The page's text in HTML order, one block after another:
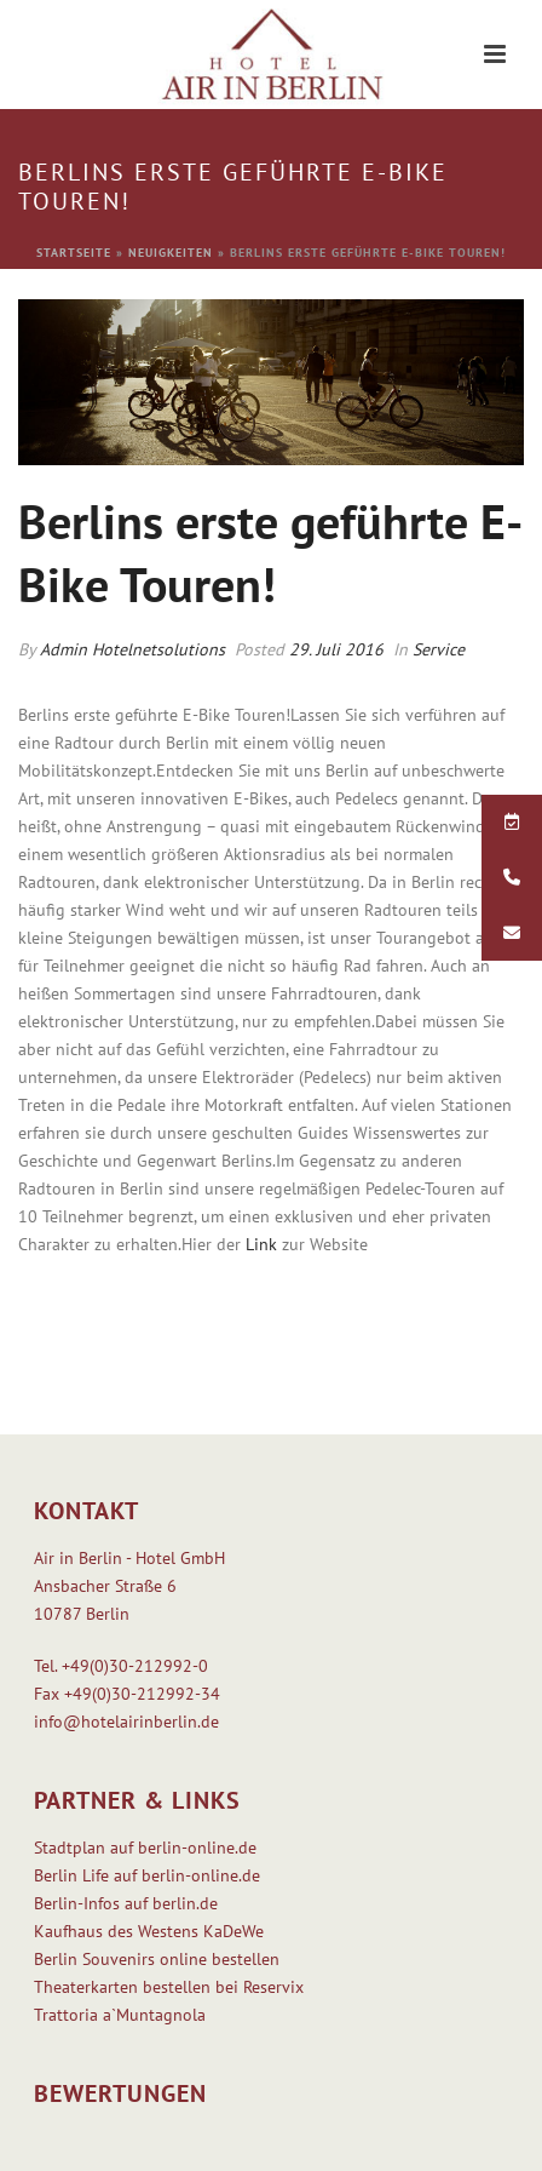
BERLINS ERSTE GEFÜHRTE E-BIKE
TOUREN!
STARTSEITE » NEUIGKEITEN » BERLINS ERSTE GEFÜHRTE E-BIKE TOUREN!
Berlins erste geführte E-
Bike Touren!
ByAdmin Hotelnetsolutions Posted 29. Juli 2016 In Service
Berlins erste geführte E-Bike Touren!Lassen Sie sich verführen auf
eine Radtour durch Berlin mit einem völlig neuen
Mobilitätskonzept.Entdecken Sie mit uns Berlin auf unbeschwerte
Art, mit unseren innovativen E-Bikes, auch Pedelecs genannt. Das
heißt, ohne Anstrengung – quasi mit eingebautem Rückenwind, mit
einem wesentlich größeren Aktionsradius als bei normalen
Radtouren, dank elektronischer Unterstützung. Da in Berlin recht
häufig starker Wind weht und wir auf unseren Radtouren teils
kleine Steigungen bewältigen müssen, ist unser Tourangebot auch
für Teilnehmer geeignet die nicht so häufig Rad fahren. Auch an
heißen Sommertagen sind unsere Fahrradtouren, dank
elektronischer Unterstützung, nur zu empfehlen.Dabei müssen Sie
aber nicht auf das Gefühl verzichten, eine Fahrradtour zu
unternehmen, da unsere Elektroräder (Pedelecs) nur beim aktiven
Treten in die Pedale ihre Motorkraft entfalten. Auf vielen Stationen
erfahren sie durch unsere geschulten Guides Wissenswertes zur
Geschichte und Gegenwart Berlins.Im Gegensatz zu anderen
Radtouren in Berlin sind unsere regelmäßigen Pedelec-Touren auf
10 Teilnehmer begrenzt, um einen exklusiven und eher privaten
Charakter zu erhalten.Hier der Link zur Website
KONTAKT
Air in Berlin - Hotel GmbH
Ansbacher Straße 6
10787 Berlin
Tel.+49(0)30-212992-0
Fax+49(0)30-212992-34
info@hotelairinberlin.de
PARTNER & LINKS
Stadtplan auf berlin-online.de
Berlin Life auf berlin-online.de
Berlin-Infos auf berlin.de
Kaufhaus des Westens KaDeWe
Berlin Souvenirs online bestellen
Theaterkarten bestellen bei Reservix
Trattoria a`Muntagnola
BEWERTUNGEN